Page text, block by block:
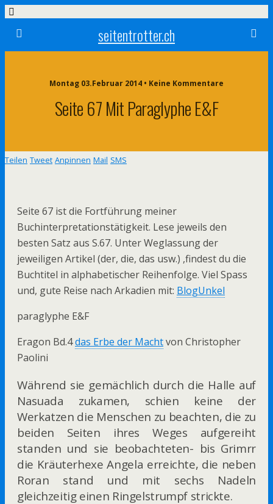
seitentrotter.ch
Montag 03.Februar 2014 • Keine Kommentare
Seite 67 Mit Paraglyphe E&F
Teilen Tweet Anpinnen Mail SMS
Seite 67 ist die Fortführung meiner
Buchinterpretationstätigkeit. Lese jeweils den
besten Satz aus S.67. Unter Weglassung der
jeweiligen Artikel (der, die, das usw.) ,findest du die
Buchtitel in alphabetischer Reihenfolge. Viel Spass
und, gute Reise nach Arkadien mit: BlogUnkel
paraglyphe E&F
Eragon Bd.4das Erbe der Machtvon Christopher
Paolini
Während sie gemächlich durch die Halle auf
Nasuada zukamen, schien keine der
Werkatzen die Menschen zu beachten, die zu
beiden Seiten ihres Weges aufgereiht
standen und sie beobachteten- bis Grimrr
die Kräuterhexe Angela erreichte, die neben
Roran stand und mit sechs Nadeln
gleichzeitig einen Ringelstrumpf strickte.